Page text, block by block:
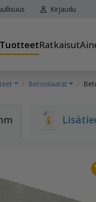
Kirjaudu
TuotteetRatkaisut
Betonilaatat